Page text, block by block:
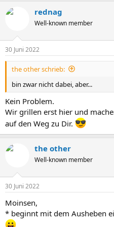
rednag
Well-known member
30 Juni 2022
the other schrieb:
bin zwar nicht dabei, aber...
Kein Problem.
Wir grillen erst hier und
auf den Weg zu Dir.
the other
Well-known member
30 Juni 2022
Moinsen,
* beginnt mit dem Ausheben